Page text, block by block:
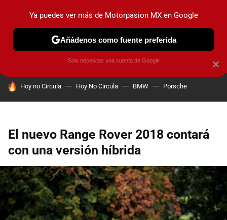
PRUEBAS INDUSTRIA HOY NO CIRCULA
HOY SE HABLA DE
Hoy no Circula Hoy No Circula BMW Porsche
El nuevo Range Rover 2018 contará
con una versión híbrida
×
Ya puedes ver más de Motorpasion MX en Google
Añádenos como fuente preferida
Solo necesitas una cuenta de Google